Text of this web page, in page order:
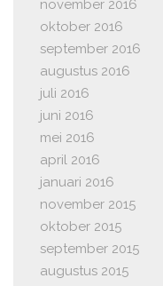
november 2016
oktober 2016
september 2016
augustus 2016
juli 2016
juni 2016
mei 2016
april 2016
januari 2016
november 2015
oktober 2015
september 2015
augustus 2015